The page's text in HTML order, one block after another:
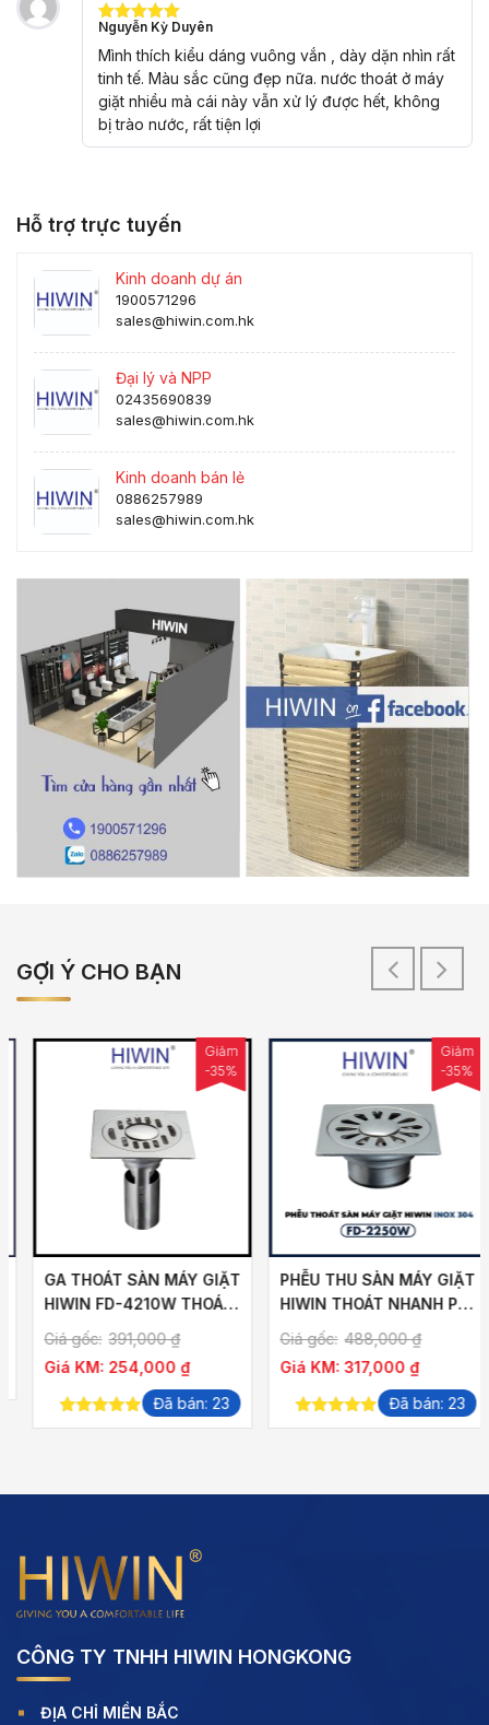
Được xếp
hạng 5 5
sao
Nguyễn Kỳ Duyên
Mình thích kiểu dáng vuông vắn , dày dặn nhìn rất
tinh tế. Màu sắc cũng đẹp nữa. nước thoát ở máy
giặt nhiều mà cái này vẫn xử lý được hết, không
bị trào nước, rất tiện lợi
Hỗ trợ trực tuyến
Kinh doanh dự án
1900571296
sales@hiwin.com.hk
Đại lý và NPP
02435690839
sales@hiwin.com.hk
Kinh doanh bán lẻ
0886257989
sales@hiwin.com.hk
GỢI Ý CHO BẠN
GA THOÁT SÀN MÁY GIẶT
HIWIN FD-1101WB MÀU
ĐEN MỜ (TẶNG KÈM
ỐNG NỐI MÁY GIẶT)
Giá: 648,000₫
5.00 out of
Đã bán: 79
GA THOÁT SÀN MÁY GIẶT
HIWIN FD-4210W THOÁT
TỐT NGĂN MÙI TỐT
Giá gốc: 391,000₫
Giá KM: 254,000₫
Giảm
-35%
5.00out of
Đã bán: 23
CÔNG TY TNHH HIWIN HONGKONG
ĐỊA CHỈ MIỀN BẮC